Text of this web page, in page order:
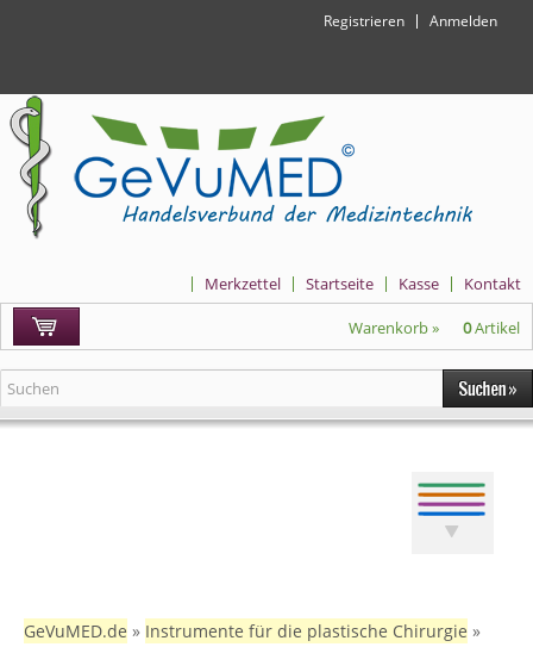
Registrieren Anmelden
Kontakt
Kasse
Startseite
Merkzettel
Warenkorb » 0Artikel
GeVuMED.de » Instrumente für die plastische Chirurgie »